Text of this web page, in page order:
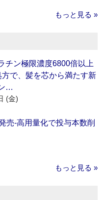
もっと見る »
チン極限濃度6800倍以上
で、髪を芯から満たす新
…
(金)
売‐高用量化で投与本数削
もっと見る »